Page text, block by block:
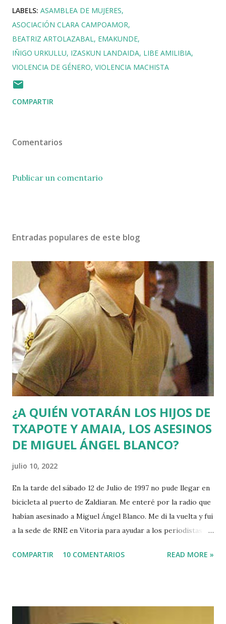
LABELS: ASAMBLEA DE MUJERES
ASOCIACIÓN CLARA CAMPOAMOR
BEATRIZ ARTOLAZABAL EMAKUNDE
IÑIGO URKULLU IZASKUN LANDAIDA LIBE AMILIBIA
VIOLENCIA DE GÉNERO VIOLENCIA MACHISTA
COMPARTIR
Comentarios
Publicar un comentario
Entradas populares de este blog
¿A QUIÉN VOTARÁN LOS HIJOS DE
TXAPOTE Y AMAIA, LOS ASESINOS
DE MIGUEL ÁNGEL BLANCO?
julio 10, 2022
En la tarde del sábado 12 de Julio de 1997 no pude llegar en
bicicleta al puerto de Zaldiaran. Me enteré por la radio que
habían asesinado a Miguel Ángel Blanco. Me di la vuelta y fui
a la sede de RNE en Vitoria para ayudar a los periodistas
pudiera ocurrir después de que se cumpliera el plazo de 48
COMPARTIR 10 COMENTARIOS READ MORE »